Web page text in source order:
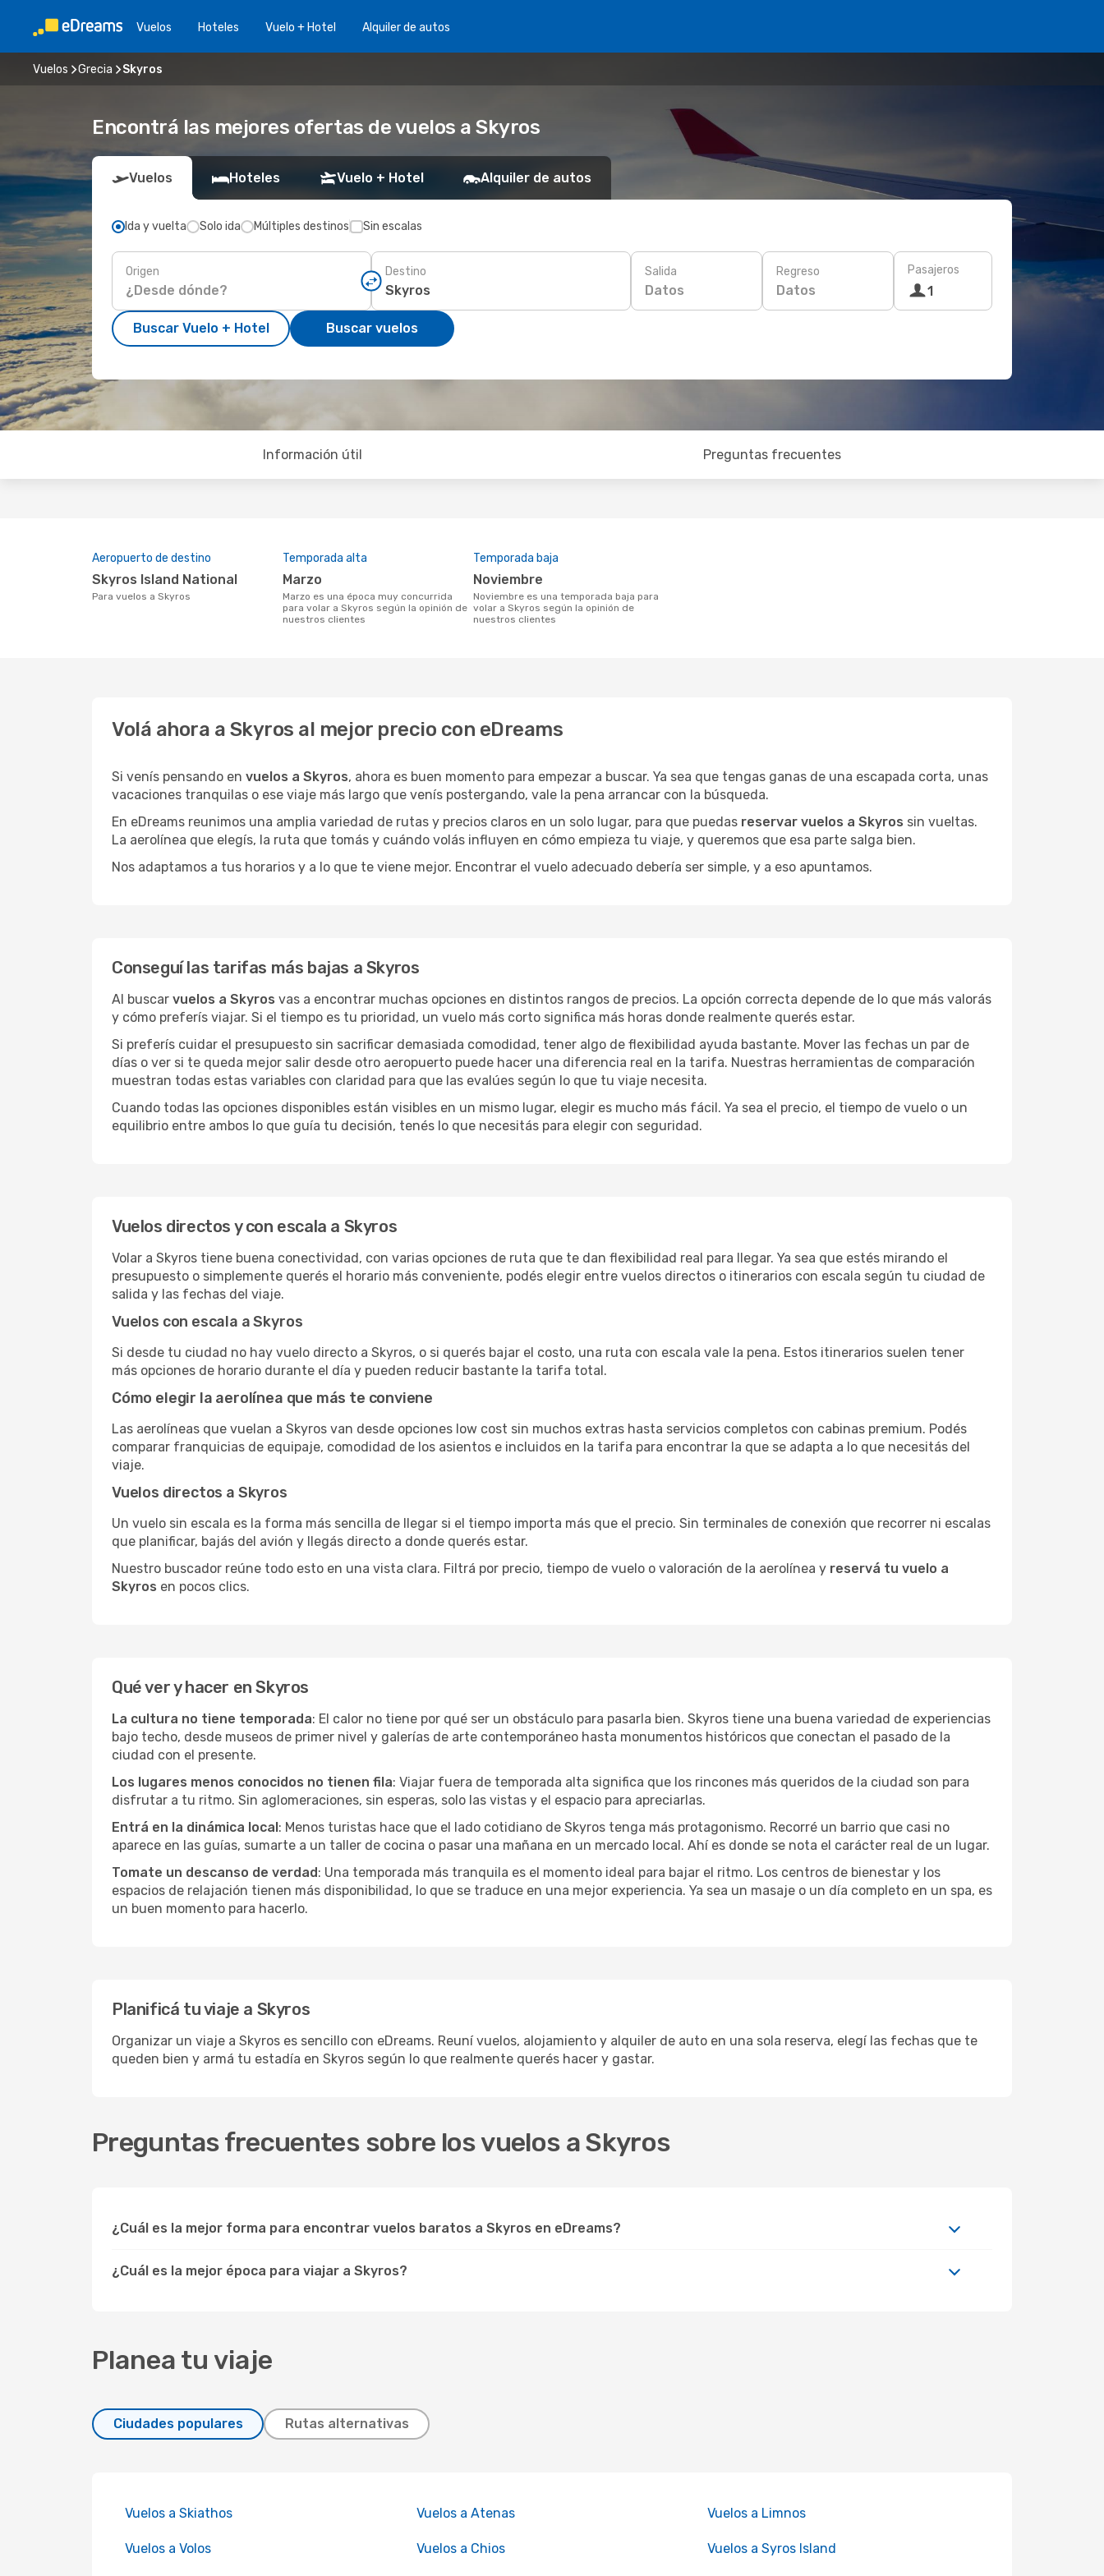
Vuelos Hoteles Vuelo + Hotel Alquiler de autos
Vuelos Grecia Skyros
Encontrá las mejores ofertas de vuelos a Skyros
Vuelos Hoteles Vuelo + Hotel Alquiler de autos
Ida y vuelta Solo ida Múltiples destinos Sin escalas
Origen Destino Salida
Datos
Regreso
Datos
Pasajeros
1
Buscar Vuelo + Hotel Buscar vuelos
Información útil Preguntas frecuentes
Aeropuerto de destino
Skyros Island National
Para vuelos a Skyros
Temporada alta
marzo
marzo es una época muy concurrida
para volar a Skyros según la opinión de
nuestros clientes
Temporada baja
noviembre
noviembre es una temporada baja para
volar a Skyros según la opinión de
nuestros clientes
Volá ahora a Skyros al mejor precio con eDreams
Si venís pensando en vuelos a Skyros, ahora es buen momento para empezar a buscar. Ya sea que tengas ganas de una escapada corta, unas
vacaciones tranquilas o ese viaje más largo que venís postergando, vale la pena arrancar con la búsqueda.
En eDreams reunimos una amplia variedad de rutas y precios claros en un solo lugar, para que puedas reservar vuelos a Skyros sin vueltas.
La aerolínea que elegís, la ruta que tomás y cuándo volás influyen en cómo empieza tu viaje, y queremos que esa parte salga bien.
Nos adaptamos a tus horarios y a lo que te viene mejor. Encontrar el vuelo adecuado debería ser simple, y a eso apuntamos.
Conseguí las tarifas más bajas a Skyros
Al buscar vuelos a Skyros vas a encontrar muchas opciones en distintos rangos de precios. La opción correcta depende de lo que más valorás
y cómo preferís viajar. Si el tiempo es tu prioridad, un vuelo más corto significa más horas donde realmente querés estar.
Si preferís cuidar el presupuesto sin sacrificar demasiada comodidad, tener algo de flexibilidad ayuda bastante. Mover las fechas un par de
días o ver si te queda mejor salir desde otro aeropuerto puede hacer una diferencia real en la tarifa. Nuestras herramientas de comparación
muestran todas estas variables con claridad para que las evalúes según lo que tu viaje necesita.
Cuando todas las opciones disponibles están visibles en un mismo lugar, elegir es mucho más fácil. Ya sea el precio, el tiempo de vuelo o un
equilibrio entre ambos lo que guía tu decisión, tenés lo que necesitás para elegir con seguridad.
Vuelos directos y con escala a Skyros
Volar a Skyros tiene buena conectividad, con varias opciones de ruta que te dan flexibilidad real para llegar. Ya sea que estés mirando el
presupuesto o simplemente querés el horario más conveniente, podés elegir entre vuelos directos o itinerarios con escala según tu ciudad de
salida y las fechas del viaje.
Vuelos con escala a Skyros
Si desde tu ciudad no hay vuelo directo a Skyros, o si querés bajar el costo, una ruta con escala vale la pena. Estos itinerarios suelen tener
más opciones de horario durante el día y pueden reducir bastante la tarifa total.
Cómo elegir la aerolínea que más te conviene
Las aerolíneas que vuelan a Skyros van desde opciones low cost sin muchos extras hasta servicios completos con cabinas premium. Podés
comparar franquicias de equipaje, comodidad de los asientos e incluidos en la tarifa para encontrar la que se adapta a lo que necesitás del
viaje.
Vuelos directos a Skyros
Un vuelo sin escala es la forma más sencilla de llegar si el tiempo importa más que el precio. Sin terminales de conexión que recorrer ni escalas
que planificar, bajás del avión y llegás directo a donde querés estar.
Nuestro buscador reúne todo esto en una vista clara. Filtrá por precio, tiempo de vuelo o valoración de la aerolínea y reservá tu vuelo a
Skyros en pocos clics.
Qué ver y hacer en Skyros
La cultura no tiene temporada: El calor no tiene por qué ser un obstáculo para pasarla bien. Skyros tiene una buena variedad de experiencias
bajo techo, desde museos de primer nivel y galerías de arte contemporáneo hasta monumentos históricos que conectan el pasado de la
ciudad con el presente.
Los lugares menos conocidos no tienen fila: Viajar fuera de temporada alta significa que los rincones más queridos de la ciudad son para
disfrutar a tu ritmo. Sin aglomeraciones, sin esperas, solo las vistas y el espacio para apreciarlas.
Entrá en la dinámica local: Menos turistas hace que el lado cotidiano de Skyros tenga más protagonismo. Recorré un barrio que casi no
aparece en las guías, sumarte a un taller de cocina o pasar una mañana en un mercado local. Ahí es donde se nota el carácter real de un lugar.
Tomate un descanso de verdad: Una temporada más tranquila es el momento ideal para bajar el ritmo. Los centros de bienestar y los
espacios de relajación tienen más disponibilidad, lo que se traduce en una mejor experiencia. Ya sea un masaje o un día completo en un spa, es
un buen momento para hacerlo.
Planificá tu viaje a Skyros
Organizar un viaje a Skyros es sencillo con eDreams. Reuní vuelos, alojamiento y alquiler de auto en una sola reserva, elegí las fechas que te
queden bien y armá tu estadía en Skyros según lo que realmente querés hacer y gastar.
Preguntas frecuentes sobre los vuelos a Skyros
¿Cuál es la mejor forma para encontrar vuelos baratos a Skyros en eDreams?
¿Cuál es la mejor época para viajar a Skyros?
Planea tu viaje
Ciudades populares Rutas alternativas
Vuelos a Skiathos Vuelos a Atenas Vuelos a Limnos
Vuelos a Volos Vuelos a Chios Vuelos a Syros Island